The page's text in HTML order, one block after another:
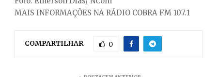
MAIS INFORMAÇÕES NA RÁDIO COBRA FM 107.1
COMPARTILHAR 0